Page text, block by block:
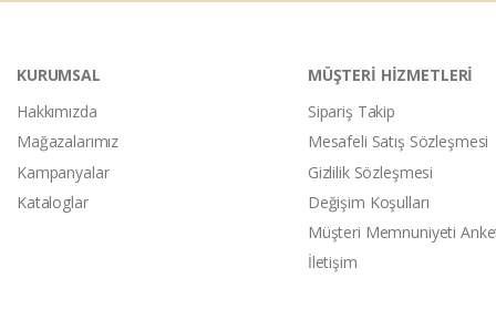
KURUMSAL
Hakkımızda
Mağazalarımız
Kampanyalar
Kataloglar
MÜŞTERİ HİZMETLERİ
Sipariş Takip
Mesafeli Satış Sözleşmesi
Gizlilik Sözleşmesi
Değişim Koşulları
Müşteri Memnuniyeti
İletişim